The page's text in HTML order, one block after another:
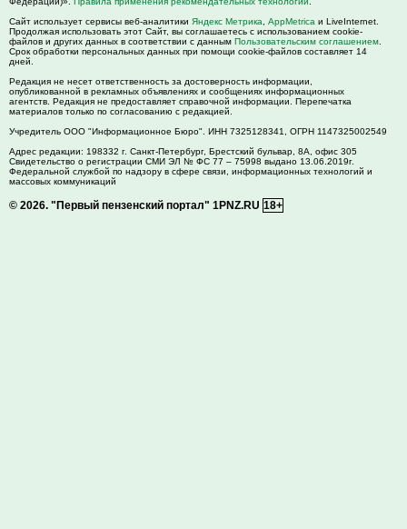
Сайт использует сервисы веб-аналитики Яндекс Метрика AppMetrica и LiveInternet.
Продолжая использовать этот Сайт, вы соглашаетесь с использованием cookie-
файлов и других данных в соответствии с данным Пользовательским соглашением
Срок обработки персональных данных при помощи cookie-файлов составляет 14
дней.
Редакция не несет ответственность за достоверность информации,
опубликованной в рекламных объявлениях и сообщениях информационных
агентств. Редакция не предоставляет справочной информации. Перепечатка
материалов только по согласованию с редакцией.
Учредитель ООО "Информационное Бюро". ИНН 7325128341, ОГРН 1147325002549
Адрес редакции: 198332 г. Санкт-Петербург, Брестский бульвар, 8А, офис 305
Свидетельство о регистрации СМИ ЭЛ № ФС 77 – 75998 выдано 13.06.2019г.
Федеральной службой по надзору в сфере связи, информационных технологий и
массовых коммуникаций
© 2026. "Первый пензенский портал" 1PNZ.RU 18+